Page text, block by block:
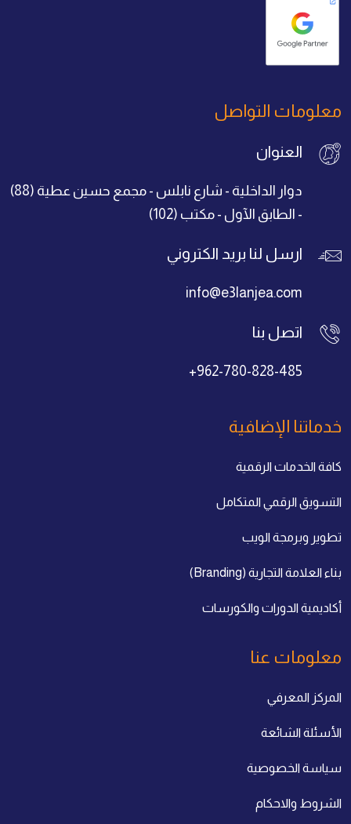
معلومات التواصل
العنوان
دوار الداخلية - شارع نابلس - مجمع حسين عطية (88)
- الطابق الآول - مكتب (102)
ارسل لنا بريد الكتروني
info@e3lanjea.com
اتصل بنا
+962-780-828-485
خدماتنا الإضافية
كافة الخدمات الرقمية
التسويق الرقمي المتكامل
تطوير وبرمجة الويب
بناء العلامة التجارية (Branding)
أكاديمية الدورات والكورسات
معلومات عنا
المركز المعرفي
الأسئلة الشائعة
سياسة الخصوصية
الشروط والاحكام